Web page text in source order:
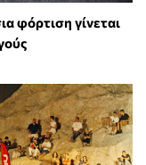
φόρτιση γίνεται